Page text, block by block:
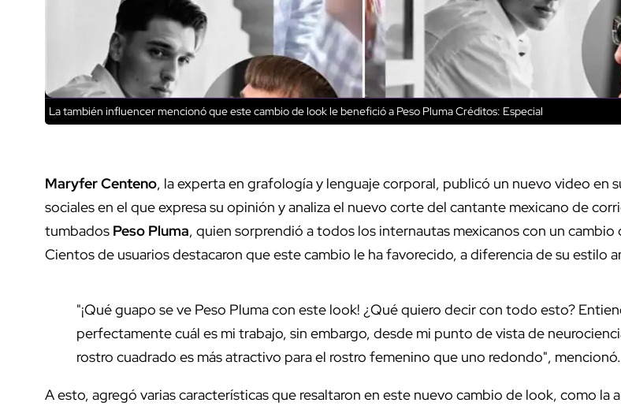
La también influencer mencionó que este cambio de look le benefició a Peso PlumaCréditos: Especial
Maryfer Centeno, la experta en grafología y lenguaje corporal, publicó un nuevo video en
sociales en el que expresa su opinión y analiza el nuevo corte del cantante mexicano de
tumbados Peso Pluma, quien sorprendió a todos los internautas mexicanos con un cambio
Cientos de usuarios destacaron que este cambio le ha favorecido, a diferencia de su estilo
"¡Qué guapo se ve Peso Pluma con este look! ¿Qué quiero decir con todo esto?
perfectamente cuál es mi trabajo, sin embargo, desde mi punto de vista de
rostro cuadrado es más atractivo para el rostro femenino que uno redondo", mencionó.
A esto, agregó varias características que resaltaron en este nuevo cambio de look, como la